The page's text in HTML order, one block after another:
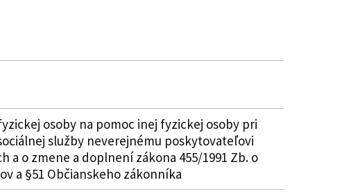
osoby na pomoc inej fyzickej osoby pri
služby neverejnému poskytovateľovi
a o zmene a doplnení zákona 455/1991 Zb. o
a §51 Občianskeho zákonníka